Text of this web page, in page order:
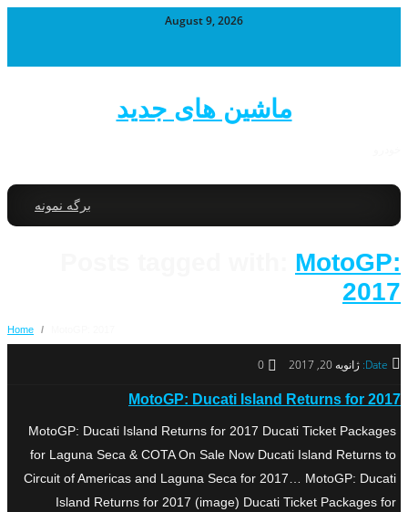
August 9, 2026
ماشین های جدید
برگه نمونه
MotoGP:
2017
Home /
Date: ژانویه 20, 2017 0
MotoGP: Ducati Island Returns for 2017
MotoGP: Ducati Island Returns for 2017 Ducati Ticket Packages
for Laguna Seca & COTA On Sale Now Ducati Island Returns to
Circuit of Americas and Laguna Seca for 2017… MotoGP: Ducati
Island Returns for 2017 (image) Ducati Ticket Packages for